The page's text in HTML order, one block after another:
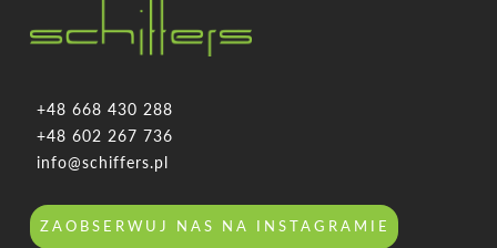
+48 668 430 288
+48 602 267 736
info@schiffers.pl
ZAOBSERWUJ NAS NA INSTAGRAMIE